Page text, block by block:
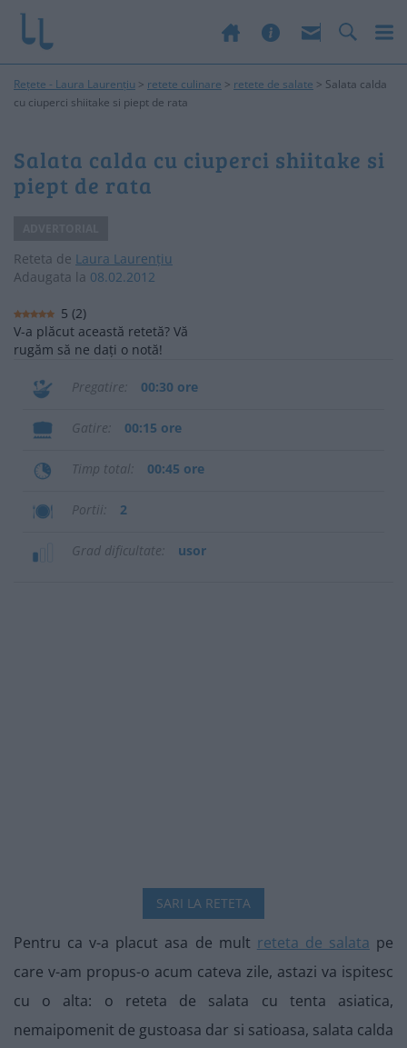
Rețete - Laura Laurențiu > retete culinare > retete de salate > Salata calda
cu ciuperci shiitake si piept de rata
Salata calda cu ciuperci shiitake si
piept de rata
Reteta de Laura Laurențiu
Adaugata la 08.02.2012
5 (2)
V-a plăcut această retetă? Vă
rugăm să ne dați o notă!
Pregatire 00:30 ore
Gatire 00:15 ore
Timp total 00:45 ore
Portii 2
Grad dificultate usor
SARI LA RETETA
Pentru ca v-a placut asa de mult reteta de salata pe
care v-am propus-o acum cateva zile, astazi va ispitesc
cu o alta: o reteta de salata cu tenta asiatica,
nemaipomenit de gustoasa dar si satioasa, salata calda